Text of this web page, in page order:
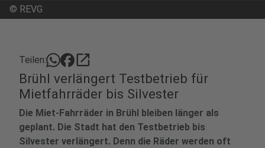
© REVG
Teilen: open_in_new
Brühl verlängert Testbetrieb für
Mietfahrräder bis Silvester
Die Miet-Fahrräder in Brühl bleiben länger als
geplant. Die Stadt hat den Testbetrieb bis
Silvester verlängert. Denn die Räder werden oft